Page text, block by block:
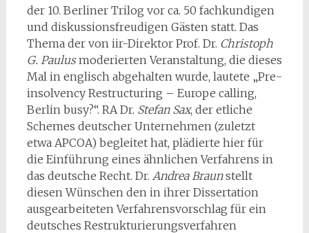
der 10. Berliner Trilog vor ca. 50 fachkundigen
und diskussionsfreudigen Gästen statt. Das
Thema der von iir-Direktor Prof. Dr. Christoph
G. Paulusmoderierten Veranstaltung, die dieses
Mal in englisch abgehalten wurde, lautete „Pre-
insolvency Restructuring – Europe calling,
Berlin busy?“. RA Dr. Stefan Sax, der etliche
Schemes deutscher Unternehmen (zuletzt
etwa APCOA) begleitet hat, plädierte hier für
die Einführung eines ähnlichen Verfahrens in
das deutsche Recht. Dr. Andrea Braunstellt
diesen Wünschen den in ihrer Dissertation
ausgearbeiteten Verfahrensvorschlag für ein
deutsches Restrukturierungsverfahren